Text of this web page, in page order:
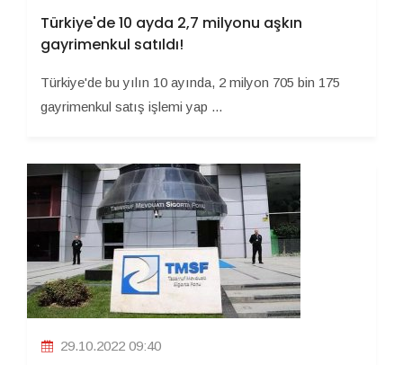
Türkiye'de 10 ayda 2,7 milyonu aşkın
gayrimenkul satıldı!
Türkiye'de bu yılın 10 ayında, 2 milyon 705 bin 175
gayrimenkul satış işlemi yap ...
29.10.2022 09:40